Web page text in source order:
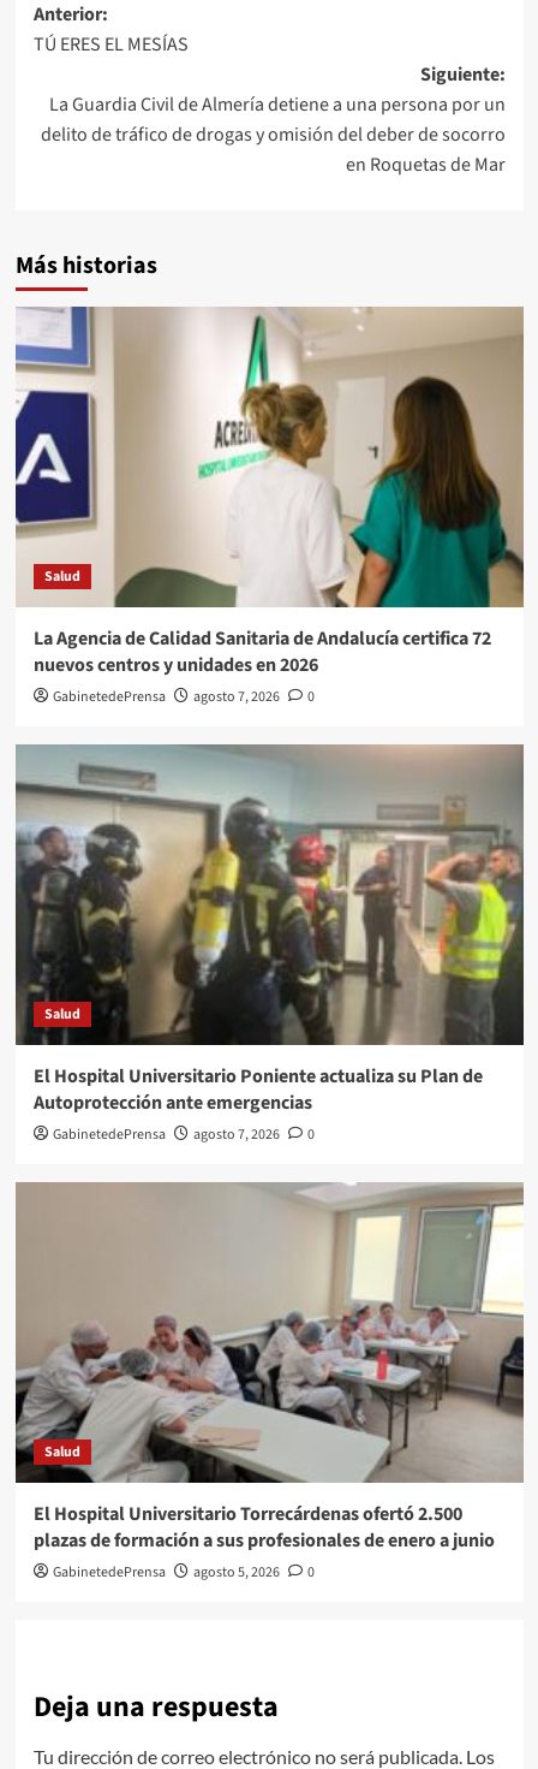
Navegación
de
entradas
Anterior:
TÚ ERES EL MESÍAS
Siguiente:
La Guardia Civil de Almería detiene a una persona por un
delito de tráfico de drogas y omisión del deber de socorro
en Roquetas de Mar
Más historias
Salud
La Agencia de Calidad Sanitaria de Andalucía certifica 72
nuevos centros y unidades en 2026
GabinetedePrensa agosto 7, 2026 0
Salud
El Hospital Universitario Poniente actualiza su Plan de
Autoprotección ante emergencias
GabinetedePrensa agosto 7, 2026 0
Salud
El Hospital Universitario Torrecárdenas ofertó 2.500
plazas de formación a sus profesionales de enero a junio
GabinetedePrensa agosto 5, 2026 0
Deja una respuesta
Tu dirección de correo electrónico no será publicada. Los